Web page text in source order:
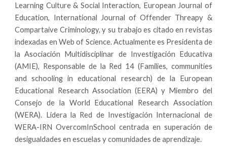
Learning Culture & Social Interaction, European Journal of
Education, International Journal of Offender Threapy &
Compartaive Criminology, y su trabajo es citado en revistas
indexadas en Web of Science. Actualmente es Presidenta de
la Asociación Multidisciplinar de Investigación Educativa
(AMIE), Responsable de la Red 14 (Families, communities
and schooling in educational research) de la European
Educational Research Association (EERA) y Miembro del
Consejo de la World Educational Research Association
(WERA). Lidera la Red de Investigación Internacional de
WERA-IRN OvercomInSchool centrada en superación de
desigualdades en escuelas y comunidades de aprendizaje.